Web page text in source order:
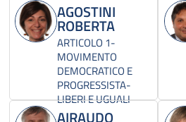
AGOSTINI
ROBERTA
ARTICOLO 1-
MOVIMENTO
DEMOCRATICO E
PROGRESSISTA-
LIBERI E UGUALI